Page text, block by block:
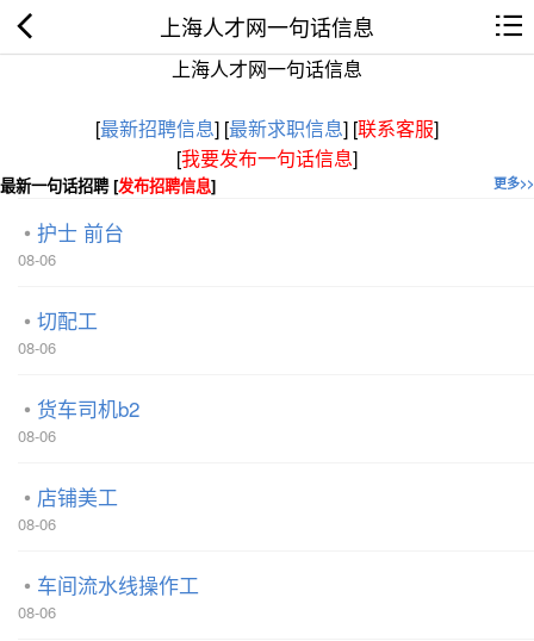
上海人才网一句话信息
上海人才网一句话信息
[最新招聘信息] [最新求职信息] [联系客服]
[我要发布一句话信息]
更多>>
最新一句话招聘 [发布招聘信息]
护士 前台
08-06
切配工
08-06
货车司机b2
08-06
店铺美工
08-06
车间流水线操作工
08-06